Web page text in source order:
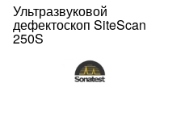
Ультразвуковой
дефектоскоп SiteScan
250S